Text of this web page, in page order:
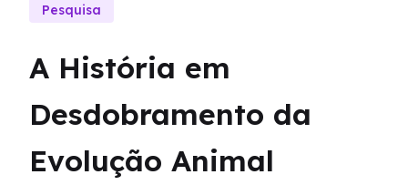
Pesquisa
A História em
Desdobramento da
Evolução Animal